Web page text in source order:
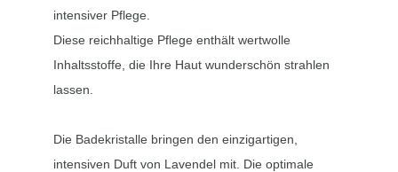
intensiver Pflege.
Diese reichhaltige Pflege enthält wertwolle
Inhaltsstoffe, die Ihre Haut wunderschön strahlen
lassen.
Die Badekristalle bringen den einzigartigen,
intensiven Duft von Lavendel mit. Die optimale